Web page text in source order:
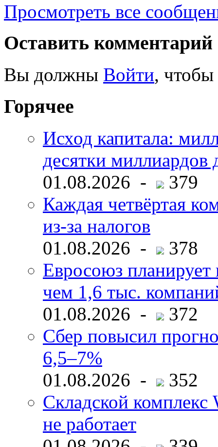
Просмотреть все
Оставить комментарий
Вы должны Войти, чтобы
Горячее
Исход капитала:
десятки миллиардов
01.08.2026 -
379
Каждая четвёртая
из-за налогов
01.08.2026 -
378
Евросоюз планирует
чем 1,6 тыс.
01.08.2026 -
372
Сбер повысил
6,5–7%
01.08.2026 -
352
Складской комплекс
не работает